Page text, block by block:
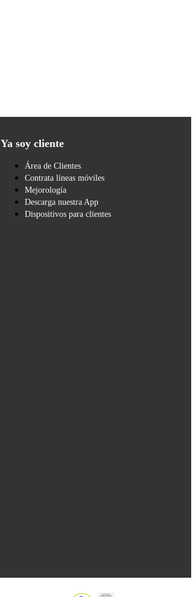
Ya soy cliente
Área de Clientes
Contrata líneas móviles
Mejorología
Descarga nuestra App
Dispositivos para clientes